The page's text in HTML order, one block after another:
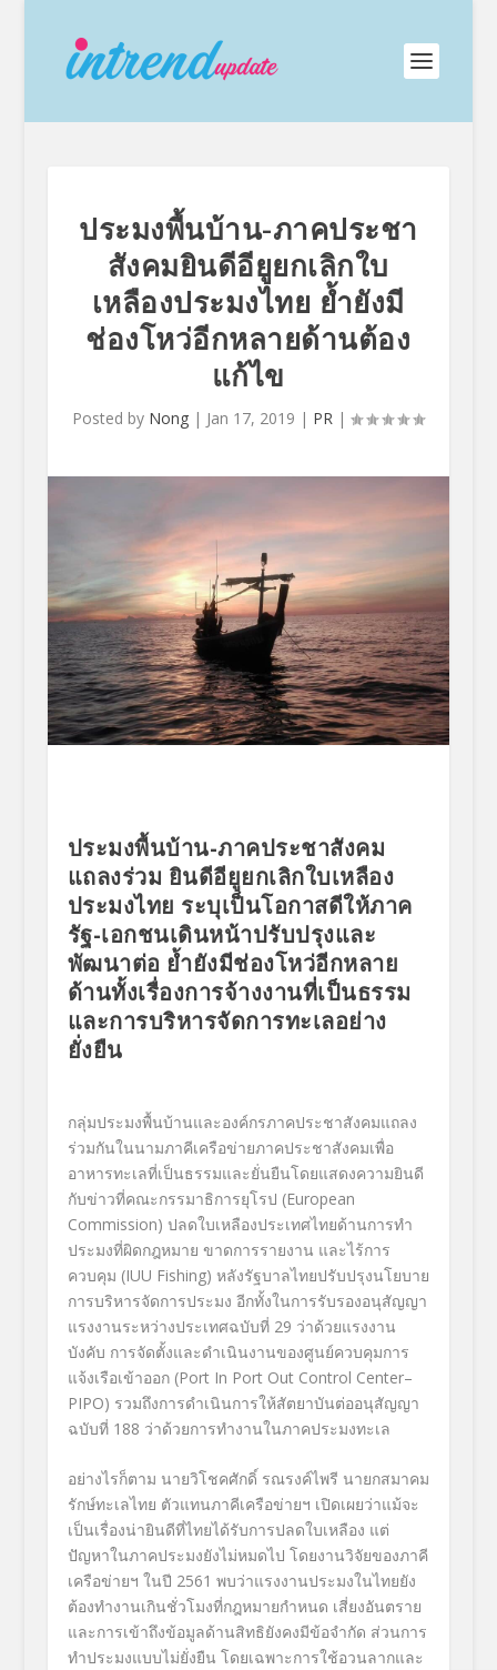
ประมงพื้นบ้าน-ภาคประชา
สังคมยินดีอียูยกเลิกใบ
เหลืองประมงไทย ย้ำยังมี
ช่องโหว่อีกหลายด้านต้อง
แก้ไข
Posted by Nong | Jan 17, 2019 | PR |
ประมงพื้นบ้าน-ภาคประชาสังคม
แถลงร่วม ยินดีอียูยกเลิกใบเหลือง
ประมงไทย ระบุเป็นโอกาสดีให้ภาค
รัฐ-เอกชนเดินหน้าปรับปรุงและ
พัฒนาต่อ ย้ำยังมีช่องโหว่อีกหลาย
ด้านทั้งเรื่องการจ้างงานที่เป็นธรรม
และการบริหารจัดการทะเลอย่าง
ยั่งยืน
กลุ่มประมงพื้นบ้านและองค์กรภาคประชาสังคมแถลง
ร่วมกันในนามภาคีเครือข่ายภาคประชาสังคมเพื่อ
อาหารทะเลที่เป็นธรรมและยั่นยืนโดยแสดงความยินดี
กับข่าวที่คณะกรรมาธิการยุโรป (European
Commission) ปลดใบเหลืองประเทศไทยด้านการทำ
ประมงที่ผิดกฎหมาย ขาดการรายงาน และไร้การ
ควบคุม (IUU Fishing) หลังรัฐบาลไทยปรับปรุงนโยบาย
การบริหารจัดการประมง อีกทั้งในการรับรองอนุสัญญา
แรงงานระหว่างประเทศฉบับที่ 29 ว่าด้วยแรงงาน
บังคับ การจัดตั้งและดำเนินงานของศูนย์ควบคุมการ
แจ้งเรือเข้าออก (Port In Port Out Control Center–
PIPO) รวมถึงการดำเนินการให้สัตยาบันต่ออนุสัญญา
ฉบับที่ 188 ว่าด้วยการทำงานในภาคประมงทะเล
อย่างไรก็ตาม นายวิโชคศักดิ์ รณรงค์ไพรี นายกสมาคม
รักษ์ทะเลไทย ตัวแทนภาคีเครือข่ายฯ เปิดเผยว่าแม้จะ
เป็นเรื่องน่ายินดีที่ไทยได้รับการปลดใบเหลือง แต่
ปัญหาในภาคประมงยังไม่หมดไป โดยงานวิจัยของภาคี
เครือข่ายฯ ในปี 2561 พบว่าแรงงานประมงในไทยยัง
ต้องทำงานเกินชั่วโมงที่กฎหมายกำหนด เสี่ยงอันตราย
และการเข้าถึงข้อมูลด้านสิทธิยังคงมีข้อจำกัด ส่วนการ
ทำประมงแบบไม่ยั่งยืน โดยเฉพาะการใช้อวนลากและ